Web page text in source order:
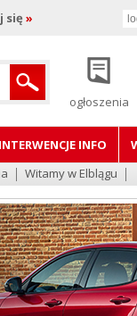
się »
ogłoszenia
INTERWENCJE INFO
Witamy w Elblągu